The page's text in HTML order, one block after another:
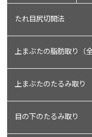
たれ目尻切開法
上まぶたの脂肪取り（全
上まぶたのたるみ取り
目の下のたるみ取り